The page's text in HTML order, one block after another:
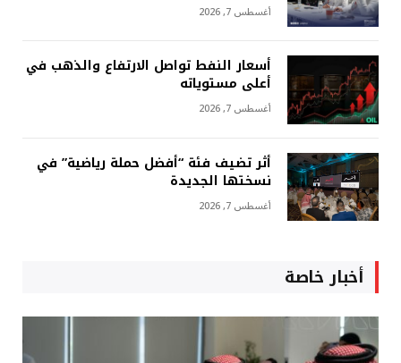
أغسطس 7, 2026
أسعار النفط تواصل الارتفاع والذهب في
أعلى مستوياته
أغسطس 7, 2026
أثر تضيف فئة “أفضل حملة رياضية” في
نسختها الجديدة
أغسطس 7, 2026
أخبار خاصة